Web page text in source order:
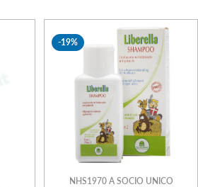
-19%
NHS1970 A SOCIO UNICO